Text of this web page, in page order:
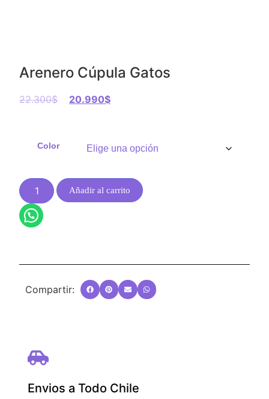
Arenero Cúpula Gatos
22.300$ 20.990$
Color
Añadir al carrito
Compartir:
Envios a Todo Chile